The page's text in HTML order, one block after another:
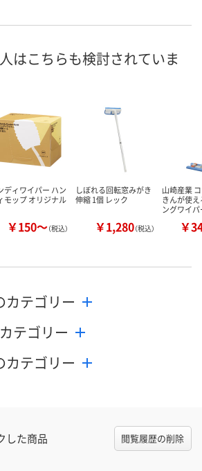
はこちらも検討されていま
ディワイパー ハン
モップ オリジナル
￥150～（税込）
しぼれる回転窓みがき
伸縮 1個 レック
￥1,280（税込）
山崎産業
きんが使
ングワイ
￥
カテゴリー
テゴリー
カテゴリー
した商品 閲覧履歴の削除